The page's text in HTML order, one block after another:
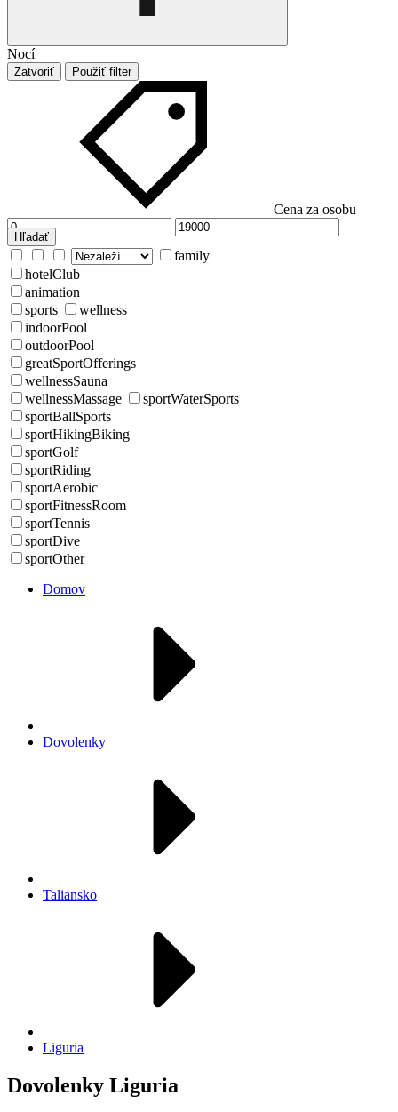
Nocí
Zatvoriť Použiť filter
Cena za osobu
Hľadať
family
hotelClub
animation
sports
wellness
indoorPool
outdoorPool
greatSportOfferings
wellnessSauna
wellnessMassage
sportWaterSports
sportBallSports
sportHikingBiking
sportGolf
sportRiding
sportAerobic
sportFitnessRoom
sportTennis
sportDive
sportOther
Domov
Dovolenky
Taliansko
Liguria
Dovolenky Liguria